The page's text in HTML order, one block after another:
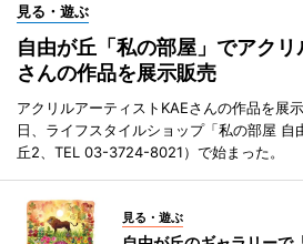
見る・遊ぶ
自由が丘「私の部屋」でアク
さんの作品を展示販売
アクリルアーティストKAEさんの作品を展
日、ライフスタイルショップ「私の部屋 自
丘2、TEL 03-3724-8021）で始まった。
見る・遊ぶ